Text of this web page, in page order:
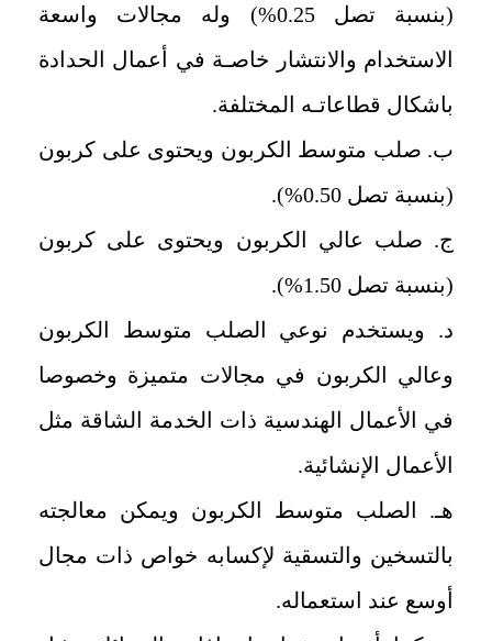
(بنسبة تصل 0.25%) وله مجالات واسعة
الاستخدام والانتشار خاصـة في أعمال الحدادة
باشكال قطاعاتـه المختلفة.
ب. صلب متوسط الكربون ويحتوى على كربون
(بنسبة تصل 0.50%).
ج. صلب عالي الكربون ويحتوى على كربون
(بنسبة تصل 1.50%).
د. ويستخدم نوعي الصلب متوسط الكربون
وعالي الكربون في مجالات متميزة وخصوصا
في الأعمال الهندسية ذات الخدمة الشاقة مثل
الأعمال الإنشائية.
هـ. الصلب متوسط الكربون ويمكن معالجته
بالتسخين والتسقية لإكسابه خواص ذات مجال
أوسع عند استعماله.